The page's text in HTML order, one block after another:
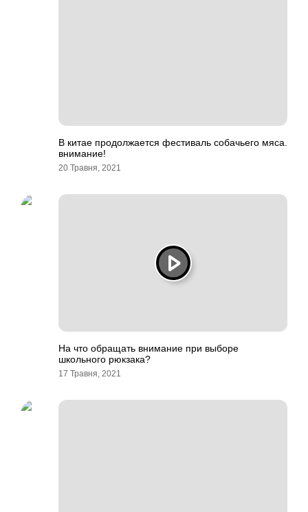
В китае продолжается фестиваль собачьего мяса.
внимание!
20 Травня, 2021
На что обращать внимание при выборе
школьного рюкзака?
17 Травня, 2021